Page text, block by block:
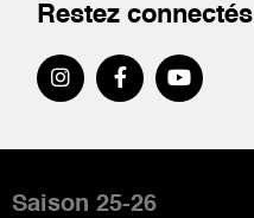
Restez connectés
de
Saison 25-26